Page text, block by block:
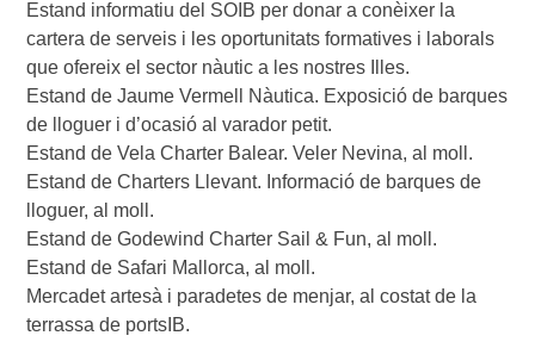
Estand informatiu del SOIB per donar a conèixer la
cartera de serveis i les oportunitats formatives i laborals
que ofereix el sector nàutic a les nostres Illes.
Estand de Jaume Vermell Nàutica. Exposició de barques
de lloguer i d’ocasió al varador petit.
Estand de Vela Charter Balear. Veler Nevina, al moll.
Estand de Charters Llevant. Informació de barques de
lloguer, al moll.
Estand de Godewind Charter Sail & Fun, al moll.
Estand de Safari Mallorca, al moll.
Mercadet artesà i paradetes de menjar, al costat de la
terrassa de portsIB.